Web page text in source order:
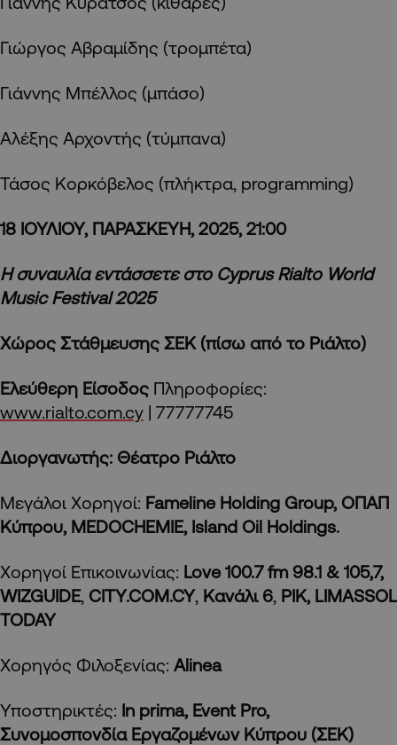
Γιώργος Αβραμίδης (τρομπέτα)
Γιάννης Μπέλλος (μπάσο)
Αλέξης Αρχοντής (τύμπανα)
Τάσος Κορκόβελος (πλήκτρα, programming)
18 ΙΟΥΛΙΟΥ, ΠΑΡΑΣΚΕΥΗ, 2025, 21:00
Hσυναυλία εντάσσετε στο Cyprus Rialto World
Music Festival 2025
Χώρος Στάθμευσης ΣΕΚ (πίσω από το Ριάλτο)
Ελεύθερη Είσοδος Πληροφορίες:
www.rialto.com.cy | 77777745
Διοργανωτής: Θέατρο Ριάλτο
Μεγάλοι Χορηγοί: Fameline Holding Group, ΟΠΑΠ
Κύπρου, MEDOCHEMIE, Island Oil Holdings.
Χορηγοί Επικοινωνίας: Love100.7fm 98.1 & 105,7,
WIZGUIDE, CITY.COM.CY, Κανάλι 6, ΡΙΚ, LIMASSOL
TODAY
Χορηγός Φιλοξενίας: Alinea
Υποστηρικτές: In prima, Event Pro,
Συνομοσπονδία Εργαζομένων Κύπρου (ΣΕΚ)